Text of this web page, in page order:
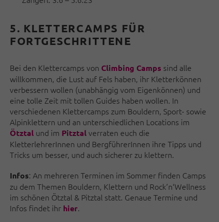
5. KLETTERCAMPS FÜR
FORTGESCHRITTENE
Bei den Klettercamps von Climbing Camps sind alle
willkommen, die Lust auf Fels haben, ihr Kletterkönnen
verbessern wollen (unabhängig vom Eigenkönnen) und
eine tolle Zeit mit tollen Guides haben wollen. In
verschiedenen Klettercamps zum Bouldern, Sport- sowie
Alpinklettern und an unterschiedlichen Locations im
Ötztal und im Pitztalverraten euch die
KletterlehrerInnen und BergführerInnen ihre Tipps und
Tricks um besser, und auch sicherer zu klettern.
Infos: An mehreren Terminen im Sommer finden Camps
zu dem Themen Bouldern, Klettern und Rock’n‘Wellness
im schönen Ötztal & Pitztal statt. Genaue Termine und
Infos findet ihr hier.